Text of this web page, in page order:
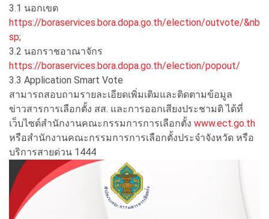
3.1 นอกเขต
https://boraservices.bora.dopa.go.th/election/outvote/&nb
sp;
3.2 นอกราชอาณาจักร
https://boraservices.bora.dopa.go.th/election/popout/
3.3 Application Smart Vote
สามารถสอบถามรายละเอียดเพิ่มเติมและติดตามข้อมูล
ข่าวสารการเลือกตั้ง สส. และการออกเสียงประชามติ ได้ที่
เว็บไซต์สำนักงานคณะกรรมการการเลือกตั้ง www.ect.go.th
หรือสำนักงานคณะกรรมการการเลือกตั้งประจำจังหวัด หรือ
บริการสายด่วน 1444